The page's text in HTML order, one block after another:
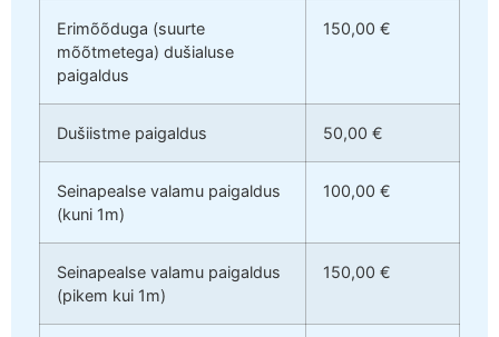
Erimõõduga (suurte
mõõtmetega) dušialuse
paigaldus
150,00 €
Dušiistme paigaldus 50,00 €
Seinapealse valamu paigaldus
(kuni 1m)
100,00 €
Seinapealse valamu paigaldus
(pikem kui 1m)
150,00 €